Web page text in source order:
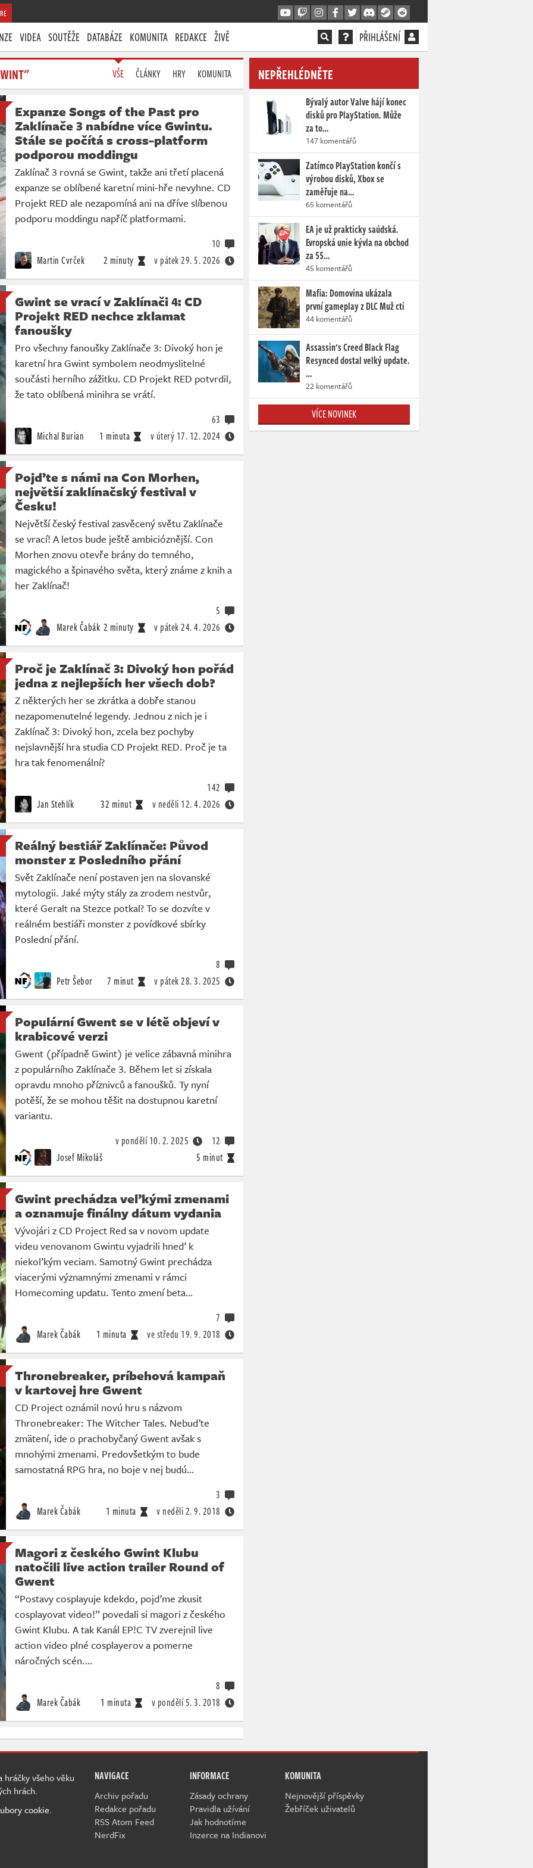
VIDEA SOUTĚŽE DATABÁZE KOMUNITA REDAKCE ŽIVĚ PŘIHLÁŠENÍ
VŠE ČLÁNKY HRY KOMUNITA
Expanze Songs of the Past pro
Zaklínače 3 nabídne více Gwintu.
Stále se počítá s cross-platform
podporou moddingu
Zaklínač 3 rovná se Gwint, takže ani třetí placená
expanze se oblíbené karetní mini-hře nevyhne. CD
Projekt RED ale nezapomíná ani na dříve slíbenou
podporu moddingu napříč platformami.
Martin Cvrček 2 minuty v pátek29. 5. 2026
10
Gwint se vrací v Zaklínači 4: CD
Projekt RED nechce zklamat
fanoušky
Pro všechny fanoušky Zaklínače 3: Divoký hon je
karetní hra Gwint symbolem neodmyslitelné
součásti herního zážitku. CD Projekt RED potvrdil,
že tato oblíbená minihra se vrátí.
Michal Burian 1 minuta v úterý 17. 12. 2024
63
Pojďte s námi na Con Morhen,
největší zaklínačský festival v
Česku!
Největší český festival zasvěcený světu Zaklínače
se vrací! A letos bude ještě ambicióznější. Con
Morhen znovu otevře brány do temného,
magického a špinavého světa, který známe z knih a
her Zaklínač!
Marek Čabák 2 minuty v pátek24. 4. 2026
5
Proč je Zaklínač 3: Divoký hon pořád
jedna z nejlepších her všech dob?
Z některých her se zkrátka a dobře stanou
nezapomenutelné legendy. Jednou z nich je i
Zaklínač 3: Divoký hon, zcela bez pochyby
nejslavnější hra studia CD Projekt RED. Proč je ta
hra tak fenomenální?
Jan Stehlík 32 minut v neděli 12. 4. 2026
142
Reálný bestiář Zaklínače: Původ
monster z Posledního přání
Svět Zaklínače není postaven jen na slovanské
mytologii. Jaké mýty stály za zrodem nestvůr,
které Geralt na Stezce potkal? To se dozvíte v
reálném bestiáři monster z povídkové sbírky
Poslední přání.
Petr Šebor 7 minut v pátek28. 3. 2025
8
Populární Gwent se v létě objeví v
krabicové verzi
Gwent (případně Gwint) je velice zábavná minihra
z populárního Zaklínače 3. Během let si získala
opravdu mnoho příznivců a fanoušků. Ty nyní
potěší, že se mohou těšit na dostupnou karetní
variantu.
Josef Mikoláš 5 minut
v pondělí10. 2. 2025 12
Gwint prechádza veľkými zmenami
a oznamuje finálny dátum vydania
Vývojári z CD Project Red sa v novom update
videu venovanom Gwintu vyjadrili hneď k
niekoľkým veciam. Samotný Gwint prechádza
viacerými významnými zmenami v rámci
Homecoming updatu. Tento zmení beta…
Marek Čabák 1 minuta ve středu 19. 9. 2018
7
Thronebreaker, príbehová kampaň
v kartovej hre Gwent
CD Project oznámil novú hru s názvom
Thronebreaker: The Witcher Tales. Nebuďte
zmätení, ide o prachobyčaný Gwent avšak s
mnohými zmenami. Predovšetkým to bude
samostatná RPG hra, no boje v nej budú…
Marek Čabák 1 minuta v neděli2. 9. 2018
3
Magori z českého Gwint Klubu
natočili live action trailer Round of
Gwent
“Postavy cosplayuje kdekdo, pojďme zkusit
cosplayovat video!” povedali si magori z českého
Gwint Klubu. A tak Kanál EP!C TV zverejnil live
action video plné cosplayerov a pomerne
náročných scén.…
Marek Čabák 1 minuta v pondělí5. 3. 2018
8
NEPŘEHLÉDNĚTE
Bývalý autor Valve hájí konec
disků pro PlayStation. Může
za to…
147 komentářů
Zatímco PlayStation končí s
výrobou disků, Xbox se
zaměřuje na…
65 komentářů
EA je už prakticky saúdská.
Evropská unie kývla na obchod
za 55…
45 komentářů
Mafia: Domovina ukázala
první gameplay z DLC Muž cti
44 komentářů
Assassin's Creed Black Flag
Resynced dostal velký update.
…
22 komentářů
VÍCE NOVINEK
NAVIGACE
Archiv pořadu
Redakce pořadu
RSS Atom Feed
NerdFix
INFORMACE
Zásady ochrany
Pravidla užívání
Jak hodnotíme
Inzerce na Indianovi
KOMUNITA
Nejnovější příspěvky
Žebříček uživatelů
všeho věku
hrách.
cookie.